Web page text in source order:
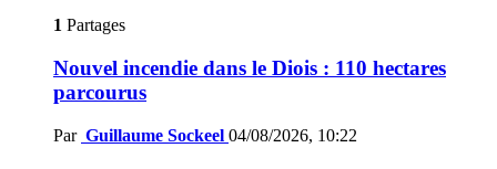
1 Partages
Nouvel incendie dans le Diois : 110 hectares
parcourus
Par Guillaume Sockeel 04/08/2026, 10:22